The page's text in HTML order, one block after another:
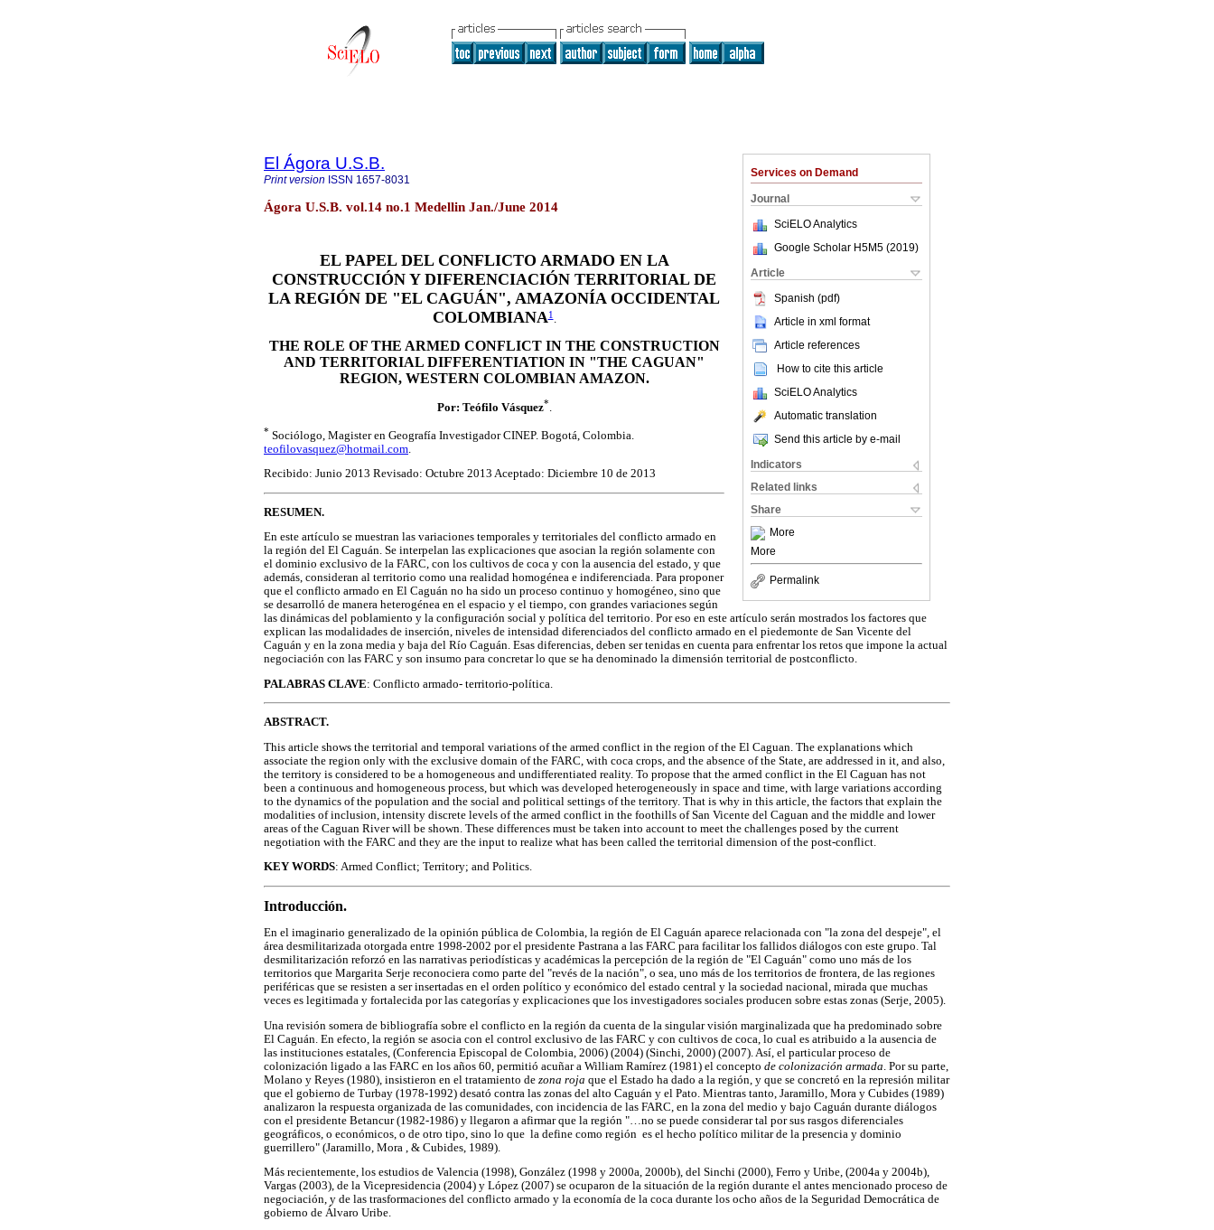
Services on Demand
Journal
SciELO Analytics
Google Scholar H5M5 (2019)
Article
Spanish (pdf)
Article in xml format
Article references
How to cite this article
SciELO Analytics
Automatic translation
Send this article by e-mail
Indicators
Related links
Share
More
More
Permalink
El Ágora U.S.B.
Print version ISSN 1657-8031
Ágora U.S.B. vol.14 no.1 Medellin Jan./June 2014
EL PAPEL DEL CONFLICTO ARMADO EN LA
CONSTRUCCIÓN Y DIFERENCIACIÓN TERRITORIAL DE
LA REGIÓN DE "EL CAGUÁN", AMAZONÍA OCCIDENTAL
COLOMBIANA1.
THE ROLE OF THE ARMED CONFLICT IN THE CONSTRUCTION
AND TERRITORIAL DIFFERENTIATION IN "THE CAGUAN"
REGION, WESTERN COLOMBIAN AMAZON.
Por: Teófilo Vásquez*.
* Sociólogo, Magister en Geografía Investigador CINEP. Bogotá, Colombia.
teofilovasquez@hotmail.com
Recibido: Junio 2013 Revisado: Octubre 2013 Aceptado: Diciembre 10 de 2013
RESUMEN.
En este artículo se muestran las variaciones temporales y territoriales del conflicto armado en
la región del El Caguán. Se interpelan las explicaciones que asocian la región solamente con
el dominio exclusivo de la FARC, con los cultivos de coca y con la ausencia del estado, y que
además, consideran al territorio como una realidad homogénea e indiferenciada. Para proponer
que el conflicto armado en El Caguán no ha sido un proceso continuo y homogéneo, sino que
se desarrolló de manera heterogénea en el espacio y el tiempo, con grandes variaciones según
las dinámicas del poblamiento y la configuración social y política del territorio. Por eso en este artículo serán mostrados los factores que
explican las modalidades de inserción, niveles de intensidad diferenciados del conflicto armado en el piedemonte de San Vicente del
Caguán y en la zona media y baja del Río Caguán. Esas diferencias, deben ser tenidas en cuenta para enfrentar los retos que impone la actual
negociación con las FARC y son insumo para concretar lo que se ha denominado la dimensión territorial de postconflicto.
PALABRAS CLAVE: Conflicto armado- territorio-política.
ABSTRACT.
This article shows the territorial and temporal variations of the armed conflict in the region of the El Caguan. The explanations which
associate the region only with the exclusive domain of the FARC, with coca crops, and the absence of the State, are addressed in it, and also,
the territory is considered to be a homogeneous and undifferentiated reality. To propose that the armed conflict in the El Caguan has not
been a continuous and homogeneous process, but which was developed heterogeneously in space and time, with large variations according
to the dynamics of the population and the social and political settings of the territory. That is why in this article, the factors that explain the
modalities of inclusion, intensity discrete levels of the armed conflict in the foothills of San Vicente del Caguan and the middle and lower
areas of the Caguan River will be shown. These differences must be taken into account to meet the challenges posed by the current
negotiation with the FARC and they are the input to realize what has been called the territorial dimension of the post-conflict.
KEY WORDS: Armed Conflict; Territory; and Politics.
Introducción.
En el imaginario generalizado de la opinión pública de Colombia, la región de El Caguán aparece relacionada con "la zona del despeje", el
área desmilitarizada otorgada entre 1998-2002 por el presidente Pastrana a las FARC para facilitar los fallidos diálogos con este grupo. Tal
desmilitarización reforzó en las narrativas periodísticas y académicas la percepción de la región de "El Caguán" como uno más de los
territorios que Margarita Serje reconociera como parte del "revés de la nación", o sea, uno más de los territorios de frontera, de las regiones
periféricas que se resisten a ser insertadas en el orden político y económico del estado central y la sociedad nacional, mirada que muchas
veces es legitimada y fortalecida por las categorías y explicaciones que los investigadores sociales producen sobre estas zonas (Serje, 2005).
Una revisión somera de bibliografía sobre el conflicto en la región da cuenta de la singular visión marginalizada que ha predominado sobre
El Caguán. En efecto, la región se asocia con el control exclusivo de las FARC y con cultivos de coca, lo cual es atribuido a la ausencia de
las instituciones estatales, (Conferencia Episcopal de Colombia, 2006) (2004) (Sinchi, 2000) (2007). Así, el particular proceso de
colonización ligado a las FARC en los años 60, permitió acuñar a William Ramírez (1981) el concepto de colonización armada . Por su parte,
Molano y Reyes (1980), insistieron en el tratamiento de zona roja que el Estado ha dado a la región, y que se concretó en la represión militar
que el gobierno de Turbay (1978-1992) desató contra las zonas del alto Caguán y el Pato. Mientras tanto, Jaramillo, Mora y Cubides (1989)
analizaron la respuesta organizada de las comunidades, con incidencia de las FARC, en la zona del medio y bajo Caguán durante diálogos
con el presidente Betancur (1982-1986) y llegaron a afirmar que la región "…no se puede considerar tal por sus rasgos diferenciales
geográficos, o económicos, o de otro tipo, sino lo que la define como región es el hecho político militar de la presencia y dominio
guerrillero" (Jaramillo, Mora , & Cubides, 1989).
Más recientemente, los estudios de Valencia (1998), González (1998 y 2000a, 2000b), del Sinchi (2000), Ferro y Uribe, (2004a y 2004b),
Vargas (2003), de la Vicepresidencia (2004) y López (2007) se ocuparon de la situación de la región durante el antes mencionado proceso de
negociación, y de las trasformaciones del conflicto armado y la economía de la coca durante los ocho años de la Seguridad Democrática de
gobierno de Álvaro Uribe.